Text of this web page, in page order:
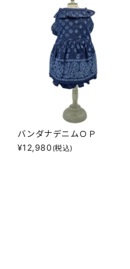
バンダナデニムＯＰ
¥12,980 (税込)